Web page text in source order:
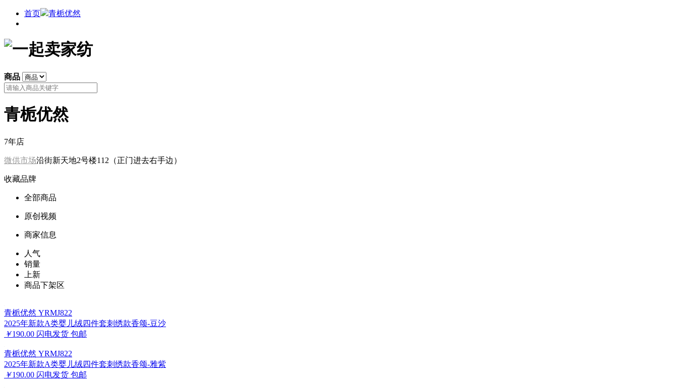
首页 青栀优然
商品
青栀优然
7年店
微供市场沿街新天地2号楼112（正门进去右手边）
收藏品牌
全部商品
原创视频
商家信息
人气
销量
上新
商品下架区
青栀优然 YRMJ822
2025年新款A类婴儿绒四件套刺绣款香颂-豆沙
￥190.00 闪电发货 包邮
青栀优然 YRMJ822
2025年新款A类婴儿绒四件套刺绣款香颂-雅紫
￥190.00 闪电发货 包邮